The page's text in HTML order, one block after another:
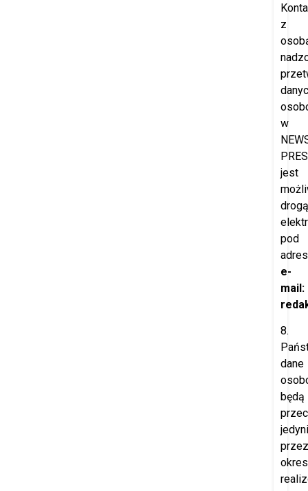
z
w
jest
drogą
pod
e-
mail:
8.
dane
będą
przez
okres